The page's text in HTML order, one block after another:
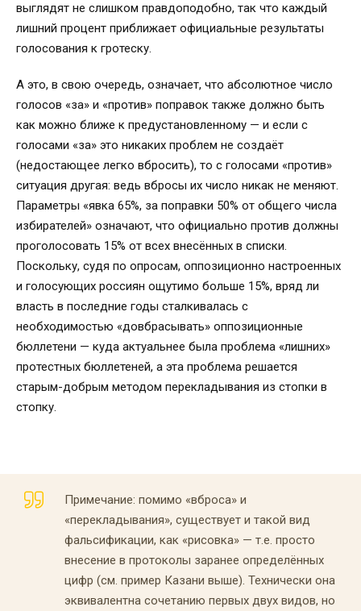
выглядят не слишком правдоподобно, так что каждый
лишний процент приближает официальные результаты
голосования к гротеску.
А это, в свою очередь, означает, что абсолютное число
голосов «за» и «против» поправок также должно быть
как можно ближе к предустановленному — и если с
голосами «за» это никаких проблем не создаёт
(недостающее легко вбросить), то с голосами «против»
ситуация другая: ведь вбросы их число никак не меняют.
Параметры «явка 65%, за поправки 50% от общего числа
избирателей» означают, что официально против должны
проголосовать 15% от всех внесённых в списки.
Поскольку, судя по опросам, оппозиционно настроенных
и голосующих россиян ощутимо больше 15%, вряд ли
власть в последние годы сталкивалась с
необходимостью «довбрасывать» оппозиционные
бюллетени — куда актуальнее была проблема «лишних»
протестных бюллетеней, а эта проблема решается
старым-добрым методом перекладывания из стопки в
стопку.
Примечание: помимо «вброса» и
«перекладывания», существует и такой вид
фальсификации, как «рисовка» — т.е. просто
внесение в протоколы заранее определённых
цифр (см. пример Казани выше). Технически она
эквивалентна сочетанию первых двух видов, но